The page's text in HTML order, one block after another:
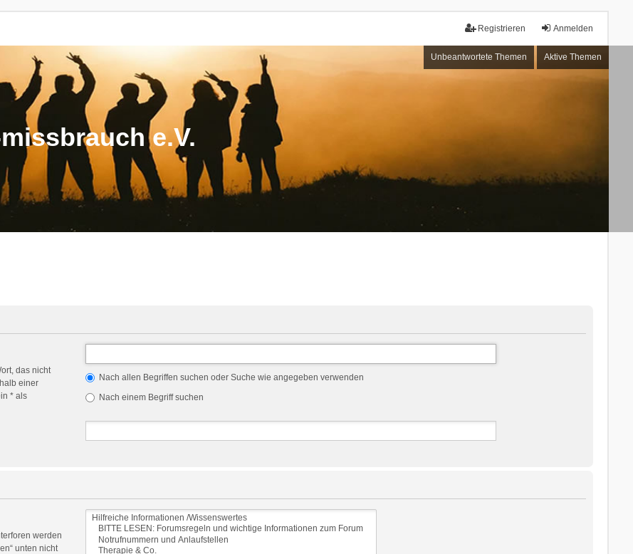
Anmelden
Registrieren
Unbeantwortete Themen Aktive Themen
e.V.
das nicht
einer
* als
Nach allen Begriffen suchen oder Suche wie angegeben verwenden
Nach einem Begriff suchen
werden
unten nicht